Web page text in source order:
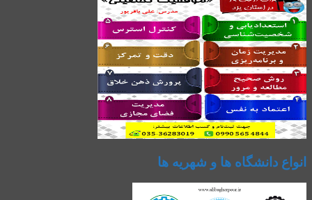
انواع دانشگاه ها و شهریه ها